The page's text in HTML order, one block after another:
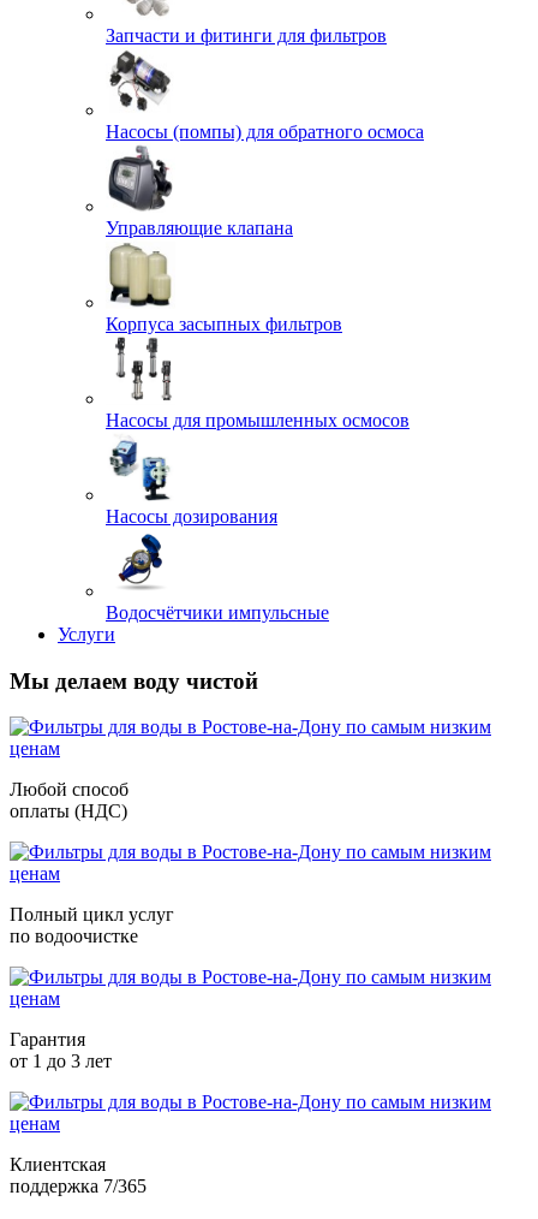
Запчасти и фитинги для фильтров
Насосы (помпы) для обратного осмоса
Управляющие клапана
Корпуса засыпных фильтров
Насосы для промышленных осмосов
Насосы дозирования
Водосчётчики импульсные
Услуги
Мы делаем воду чистой
Любой способ
оплаты (НДС)
Полный цикл услуг
по водоочистке
Гарантия
от 1 до 3 лет
Клиентская
поддержка 7/365